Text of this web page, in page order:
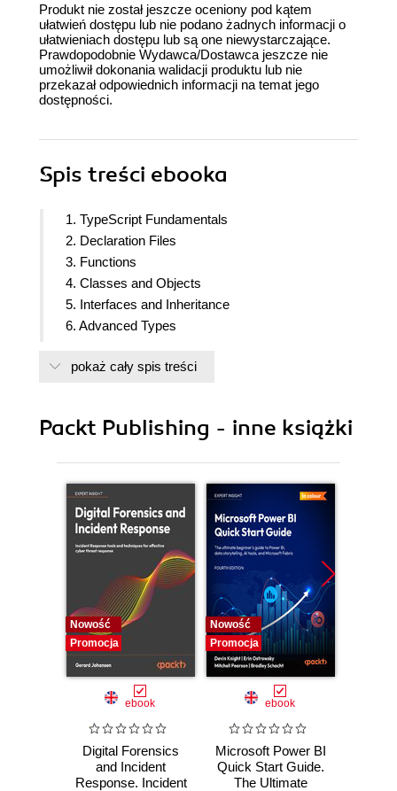
Produkt nie został jeszcze oceniony pod kątem
ułatwień dostępu lub nie podano żadnych informacji o
ułatwieniach dostępu lub są one niewystarczające.
Prawdopodobnie Wydawca/Dostawca jeszcze nie
umożliwił dokonania walidacji produktu lub nie
przekazał odpowiednich informacji na temat jego
dostępności.
Spis treści ebooka
1. TypeScript Fundamentals
2. Declaration Files
3. Functions
4. Classes and Objects
5. Interfaces and Inheritance
6. Advanced Types
8. Dependency Injection in TypeScript
11. Higher-Order Functions and Callbacks
14. TypeScript and React
pokaż cały spis treści
Packt Publishing - inne książki
Nowość
Promocja
ebook
Digital Forensics
and Incident
Response. Incident
Nowość
Promocja
ebook
Microsoft Power BI
Quick Start Guide.
The Ultimate